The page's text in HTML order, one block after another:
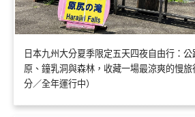
日本九州大分夏季限定五天四夜自由行：
原、鐘乳洞與森林，收藏一場最涼爽的慢
分／全年運行中）